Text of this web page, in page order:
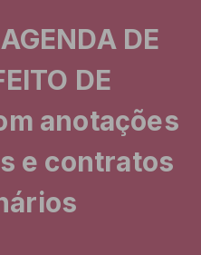
DE
DE
anotações
e contratos